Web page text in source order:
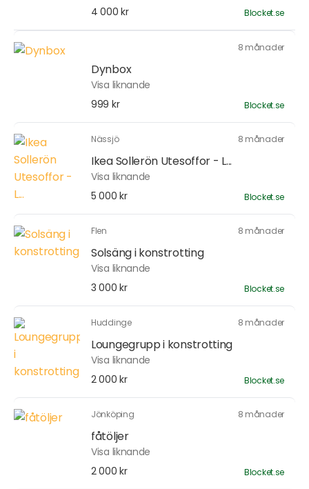
4 000 kr
Blocket.se
8 månader
Dynbox
Visa liknande
999 kr
Blocket.se
Nässjö 8 månader
Ikea Sollerön Utesoffor - L...
Visa liknande
5 000 kr
Blocket.se
Flen 8 månader
Solsäng i konstrotting
Visa liknande
3 000 kr
Blocket.se
Huddinge 8 månader
Loungegrupp i konstrotting
Visa liknande
2 000 kr
Blocket.se
Jönköping 8 månader
fåtöljer
Visa liknande
2 000 kr
Blocket.se